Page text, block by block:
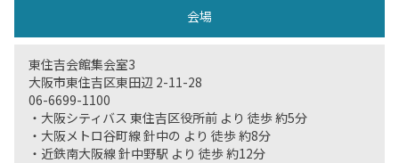
会場
東住吉会館集会室3
大阪市東住吉区東田辺 2-11-28
06-6699-1100
・大阪シティバス 東住吉区役所前 より 徒歩 約5分
・大阪メトロ谷町線 針中の より 徒歩 約8分
・近鉄南大阪線 針中野駅 より 徒歩 約12分